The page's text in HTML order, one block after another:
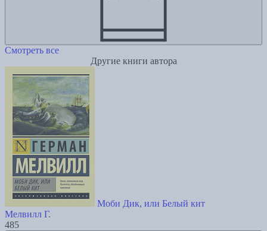
Смотреть все
Другие книги автора
Моби Дик, или Белый кит
Мелвилл Г.
485